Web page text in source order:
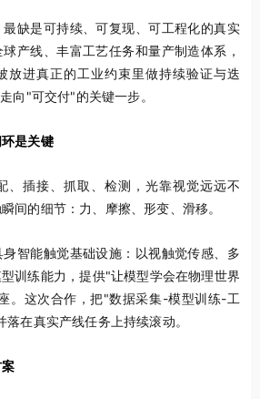
缺是可持续、可复现、可工程化的真实
产线、丰富工艺任务和量产制造体系，
放进真正的工业约束里做持续验证与迭
向"可交付"的关键一步。
是关键
、插接、抓取、检测，光靠视觉远远不
间的细节：力、摩擦、形变、滑移。
智能触觉基础设施：以视触觉传感、多
训练能力，提供"让模型学会在物理世界
。这次合作，把"数据采集-模型训练-工
在真实产线任务上持续滚动。